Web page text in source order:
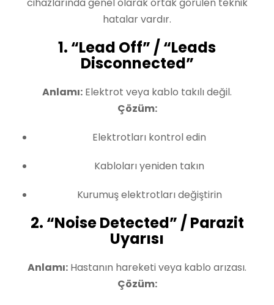
hatalar vardır.
1. “Lead Off” / “Leads
Disconnected”
Anlamı: Elektrot veya kablo takılı değil.
Çözüm:
Elektrotları kontrol edin
Kabloları yeniden takın
Kurumuş elektrotları değiştirin
2. “Noise Detected” / Parazit
Uyarısı
Anlamı: Hastanın hareketi veya kablo arızası.
Çözüm: